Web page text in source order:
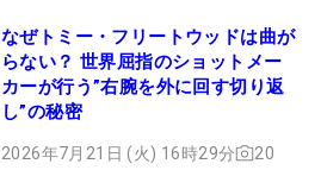
なぜトミー・フリートウッドは曲が
らない？ 世界屈指のショットメー
カーが行う”右腕を外に回す切り返
し”の秘密
2026年7月21日 (火) 16時29分 20